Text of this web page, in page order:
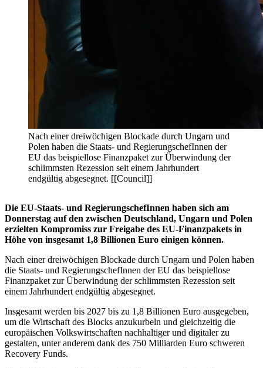
Nach einer dreiwöchigen Blockade durch Ungarn und
Polen haben die Staats- und RegierungschefInnen der
EU das beispiellose Finanzpaket zur Überwindung der
schlimmsten Rezession seit einem Jahrhundert
endgültig abgesegnet. [[Council]]
Die EU-Staats- und RegierungschefInnen haben sich am
Donnerstag auf den zwischen Deutschland, Ungarn und Polen
erzielten Kompromiss zur Freigabe des EU-Finanzpakets in
Höhe von insgesamt 1,8 Billionen Euro einigen können.
Nach einer dreiwöchigen Blockade durch Ungarn und Polen haben
die Staats- und RegierungschefInnen der EU das beispiellose
Finanzpaket zur Überwindung der schlimmsten Rezession seit
einem Jahrhundert endgültig abgesegnet.
Insgesamt werden bis 2027 bis zu 1,8 Billionen Euro ausgegeben,
um die Wirtschaft des Blocks anzukurbeln und gleichzeitig die
europäischen Volkswirtschaften nachhaltiger und digitaler zu
gestalten, unter anderem dank des 750 Milliarden Euro schweren
Recovery Funds.